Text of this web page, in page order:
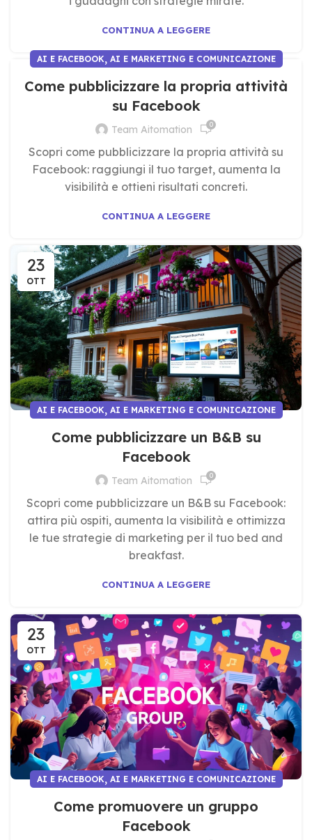
CONTINUA A LEGGERE
AI E FACEBOOK, AI E MARKETING E COMUNICAZIONE
Come pubblicizzare la propria attività
su Facebook
Team Aitomation 0
Scopri come pubblicizzare la propria attività su
Facebook: raggiungi il tuo target, aumenta la
visibilità e ottieni risultati concreti.
CONTINUA A LEGGERE
23
OTT
AI E FACEBOOK, AI E MARKETING E COMUNICAZIONE
Come pubblicizzare un B&B su
Facebook
Team Aitomation 0
Scopri come pubblicizzare un B&B su Facebook:
attira più ospiti, aumenta la visibilità e ottimizza
le tue strategie di marketing per il tuo bed and
breakfast.
CONTINUA A LEGGERE
23
OTT
AI E FACEBOOK, AI E MARKETING E COMUNICAZIONE
Come promuovere un gruppo
Facebook